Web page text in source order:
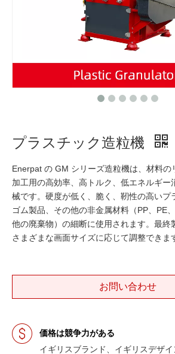
プラスチック造粒機
Enerpat の GM シリーズ造粒機は、材料の
加工用の高効率、高トルク、低エネルギー
械です。硬度が低く、脆く、靭性の高いプ
ゴム製品、その他の非金属材料（PP、PE
他の廃棄物）の細断に使用されます。最終
さまざまな画面サイズに応じて調整できま
お問い合わせ
価格は競争力がある
イギリスブランド、イギリスデザ